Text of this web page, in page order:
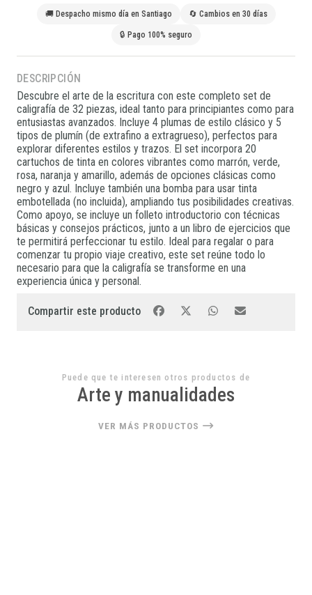
🚚 Despacho mismo día en Santiago 🔄 Cambios en 30 días
🔒 Pago 100% seguro
DESCRIPCIÓN
Descubre el arte de la escritura con este completo set de
caligrafía de 32 piezas, ideal tanto para principiantes como para
entusiastas avanzados. Incluye 4 plumas de estilo clásico y 5
tipos de plumín (de extrafino a extragrueso), perfectos para
explorar diferentes estilos y trazos. El set incorpora 20
cartuchos de tinta en colores vibrantes como marrón, verde,
rosa, naranja y amarillo, además de opciones clásicas como
negro y azul. Incluye también una bomba para usar tinta
embotellada (no incluida), ampliando tus posibilidades creativas.
Como apoyo, se incluye un folleto introductorio con técnicas
básicas y consejos prácticos, junto a un libro de ejercicios que
te permitirá perfeccionar tu estilo. Ideal para regalar o para
comenzar tu propio viaje creativo, este set reúne todo lo
necesario para que la caligrafía se transforme en una
experiencia única y personal.
Compartir este producto
Puede que te interesen otros productos de
Arte y manualidades
VER MÁS PRODUCTOS